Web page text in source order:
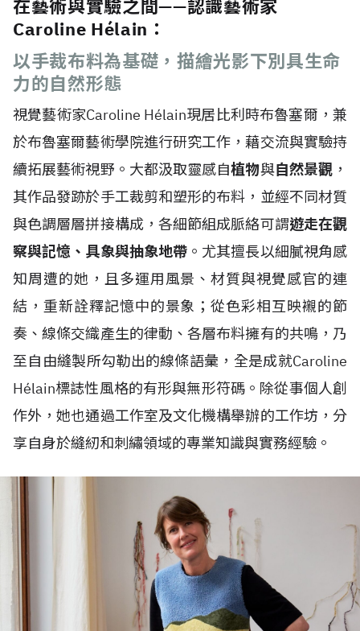
在藝術與實驗之間——認識藝術家
Caroline Hélain：
以手裁布料為基礎，描繪光影下別具生命
力的自然形態
視覺藝術家Caroline Hélain現居比利時布魯塞爾，兼
於布魯塞爾藝術學院進行研究工作，藉交流與實驗持
續拓展藝術視野。大都汲取靈感自植物與自然景觀 ，
其作品發跡於手工裁剪和塑形的布料，並經不同材質
與色調層層拼接構成，各細節組成脈絡可謂遊走在觀
察與記憶、具象與抽象地帶 。尤其擅長以細膩視角感
知周遭的她，且多運用風景、材質與視覺感官的連
結，重新詮釋記憶中的景象；從色彩相互映襯的節
奏、線條交織產生的律動、各層布料擁有的共鳴，乃
至自由縫製所勾勒出的線條語彙，全是成就Caroline
Hélain標誌性風格的有形與無形符碼。除從事個人創
作外，她也通過工作室及文化機構舉辦的工作坊，分
享自身於縫紉和刺繡領域的專業知識與實務經驗。